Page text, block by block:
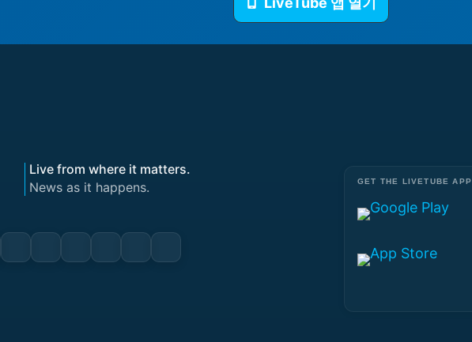
Live from where it matters.
News as it happens.
GET THE LIVETUBE APP